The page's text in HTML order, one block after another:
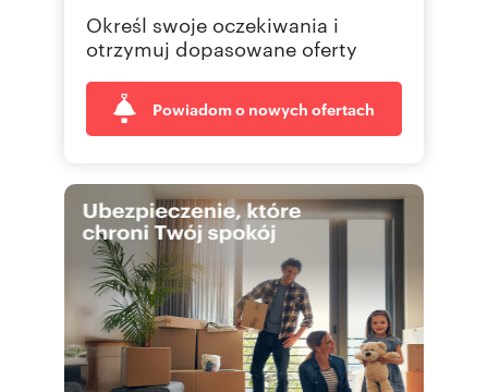
Określ swoje oczekiwania i
otrzymuj dopasowane oferty
Powiadom o nowych ofertach